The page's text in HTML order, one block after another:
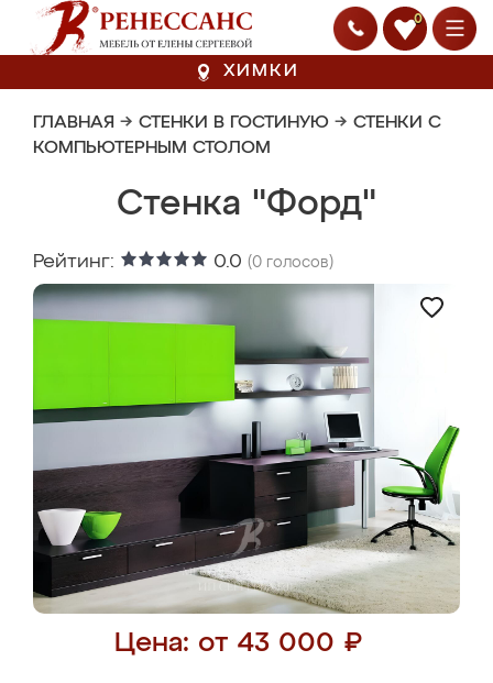
0
ХИМКИ
ГЛАВНАЯ → СТЕНКИ В ГОСТИНУЮ → СТЕНКИ С
КОМПЬЮТЕРНЫМ СТОЛОМ
Стенка "Форд"
Рейтинг: 0.0 (0 голосов)
Цена: от 43 000 ₽